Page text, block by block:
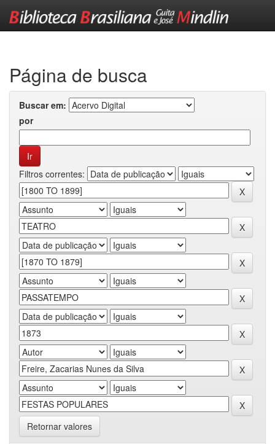
Página de busca
Buscar em:
por
Filtros correntes:
Retornar valores